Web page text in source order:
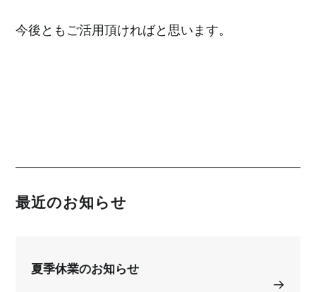
今後ともご活用頂ければと思います。
最近のお知らせ
夏季休業のお知らせ